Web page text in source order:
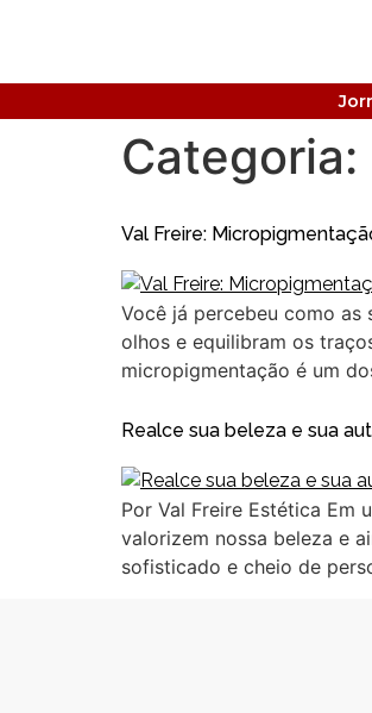
Categoria:
Val Freire:
Você já percebeu como as
olhos e equilibram os
micropigmentação é um
Realce sua beleza e sua
Por Val Freire Estética Em
valorizem nossa beleza e
sofisticado e cheio de